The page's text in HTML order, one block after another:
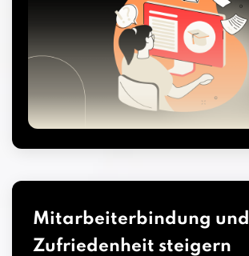
Mitarbeiterbindung und
Zufriedenheit steigern